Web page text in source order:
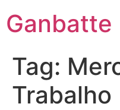
Ganbatte
Tag:
Trabalho